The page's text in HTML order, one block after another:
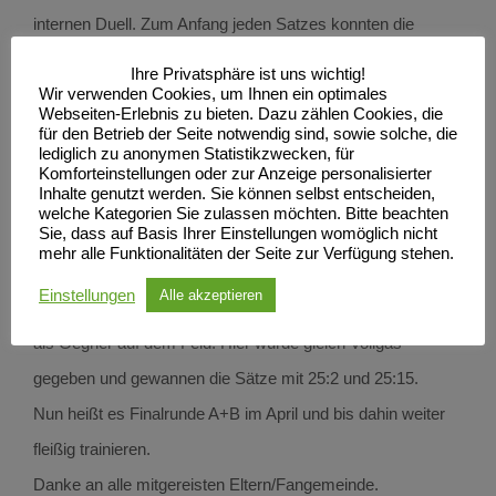
internen Duell. Zum Anfang jeden Satzes konnten die
die Fehler wieder da und die erste Mannschaft gewann
schließlich mit 2:0.
Jetzt standen die Platzierungen an und es wurde auf allen
drei Feldern gespielt. Der SCN 2 hatte HSG UNI Rostock
als Gegner. Das ließen die Mädels sich nun nicht nehmen
Warnemünde 1, dem Gruppenersten der anderen Staffel,
als Gegner auf dem Feld. Hier wurde gleich Vollgas
gegeben und gewannen die Sätze mit 25:2 und 25:15.
Nun heißt es Finalrunde A+B im April und bis dahin weiter
fleißig trainieren.
Danke an alle mitgereisten Eltern/Fangemeinde.
Ihre Privatsphäre ist uns wichtig!
Wir verwenden Cookies, um Ihnen ein optimales
Webseiten-Erlebnis zu bieten. Dazu zählen Cookies, die
für den Betrieb der Seite notwendig sind, sowie solche, die
lediglich zu anonymen Statistikzwecken, für
Komforteinstellungen oder zur Anzeige personalisierter
Inhalte genutzt werden. Sie können selbst entscheiden,
welche Kategorien Sie zulassen möchten. Bitte beachten
Sie, dass auf Basis Ihrer Einstellungen womöglich nicht
mehr alle Funktionalitäten der Seite zur Verfügung stehen.
Einstellungen Alle akzeptieren